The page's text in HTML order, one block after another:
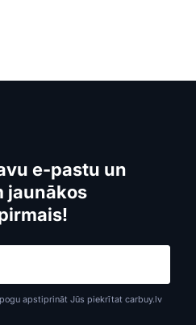
e-pastu un
jaunākos
apstiprināt Jūs piekrītat carbuy.lv